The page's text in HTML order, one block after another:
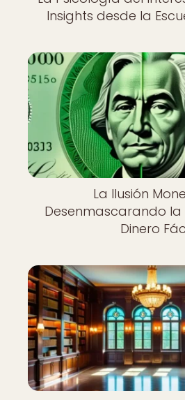
Insights desde la
La Ilusión
Desenmascarando
Dinero